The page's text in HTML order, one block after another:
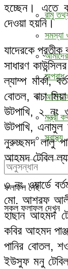
রামু
সমস্যা
আমাদের
অপরাধ
আইন-
মন্ত্রী
স্বাস্থ্য
ফলাফল নেই
সকল ফলাফল দেখুন
হচ্ছেন। এতে
দেওয়া হয়নি।
যাদেরকে প্রতীক
সাধারণ
ল্যাম্প মার্কা,
বোতল, বাচা
উটপাখি, ২ নং
উটপাখি,
নুরুচ্ছমদ লালু
আহমদ টেবিল
৩ নং ওয়ার্ডে
মো. আশরফ আলী
হাছান আহমদ
কবির আহমদ
পানির বোতল,
ইউসুফ মনু